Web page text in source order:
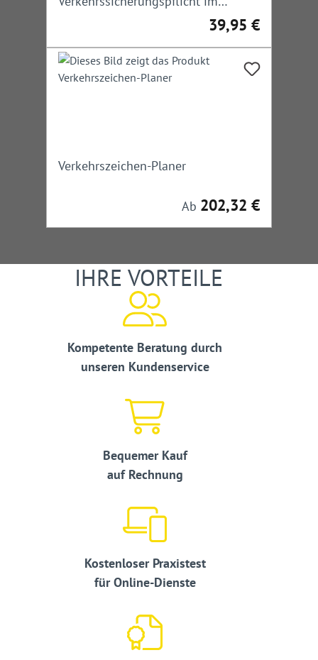
Regulärer Preis:
39,95 €
Verkehrszeichen-Planer
Regulärer Preis:
Ab 202,32 €
IHRE VORTEILE
Kompetente Beratung durch
unseren Kundenservice
Bequemer Kauf
auf Rechnung
Kostenloser Praxistest
für Online-Dienste